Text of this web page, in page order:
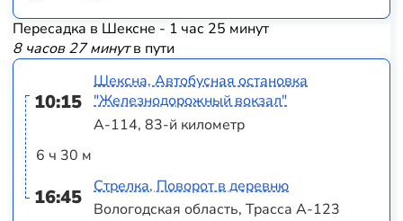
Пересадка в Шексне - 1 час 25 минут
8 часов 27 минутв пути
10:15
6 ч 30 м
16:45
Шексна, Автобусная остановка
"Железнодорожный вокзал"
А-114, 83-й километр
Стрелка, Поворот в деревню
Вологодская область, Трасса А-123